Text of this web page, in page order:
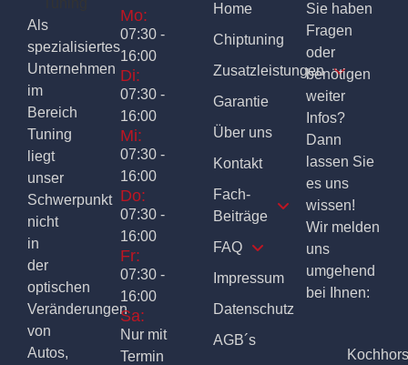
Als
spezialisiertes
Unternehmen
im
Bereich
Tuning
liegt
unser
Schwerpunkt
nicht
in
der
optischen
Veränderungen
von
Autos,
Mo:
07:30 -
16:00
Di:
07:30 -
16:00
Mi:
07:30 -
16:00
Do:
07:30 -
16:00
Fr:
07:30 -
16:00
Sa:
Nur mit
Termin
Home
Chiptuning
Zusatzleistungen
Garantie
Über uns
Kontakt
Fach-
Beiträge
FAQ
Impressum
Datenschutz
AGB´s
Sie haben
Fragen
oder
benötigen
weiter
Infos?
Dann
lassen Sie
es uns
wissen!
Wir melden
uns
umgehend
bei Ihnen: